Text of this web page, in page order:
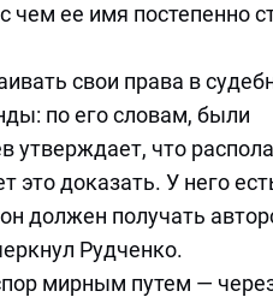
чем ее имя постепенно
свои права в
по его словам, были
утверждает, что
доказать. У него
должен получать
Рудченко.
мирным путем —